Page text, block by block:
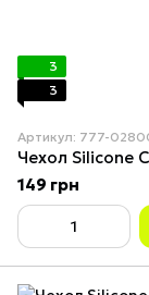
3
3
Артикул: 777-
Чехол Silicone
149 грн